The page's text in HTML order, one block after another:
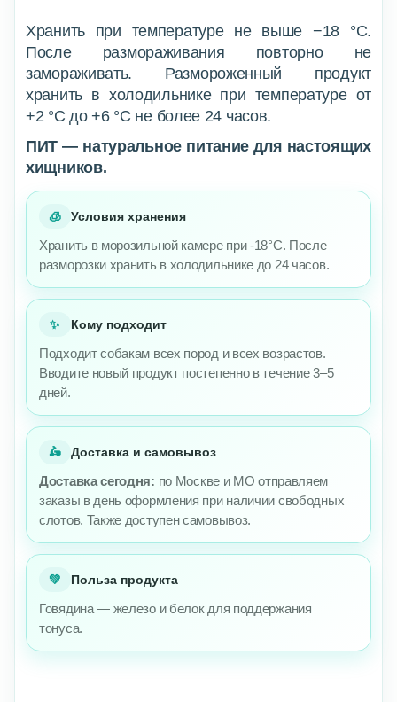
Хранить при температуре не выше −18 °C.
После размораживания повторно не
замораживать. Размороженный продукт
хранить в холодильнике при температуре от
+2 °C до +6 °C не более 24 часов.
ПИТ — натуральное питание для настоящих
хищников.
🧊 Условия хранения
Хранить в морозильной камере при -18°C. После
разморозки хранить в холодильнике до 24 часов.
✨ Кому подходит
Подходит собакам всех пород и всех возрастов.
Вводите новый продукт постепенно в течение 3–5
дней.
🛵 Доставка и самовывоз
Доставка сегодня: по Москве и МО отправляем
заказы в день оформления при наличии свободных
слотов. Также доступен самовывоз.
💚 Польза продукта
Говядина — железо и белок для поддержания
тонуса.